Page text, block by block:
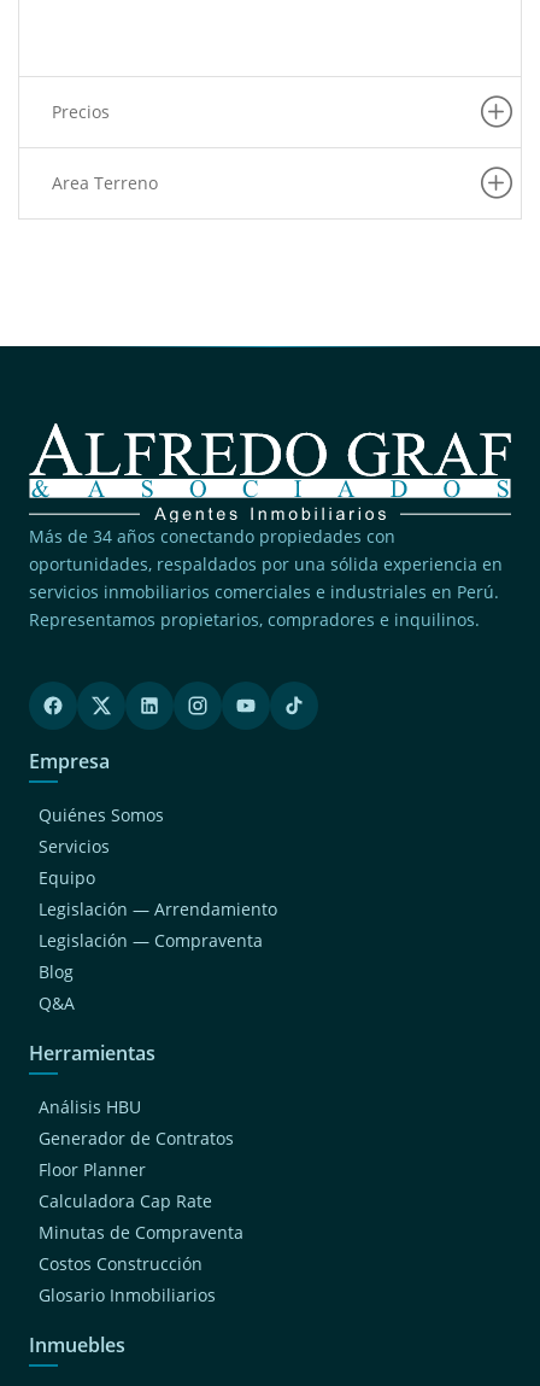
Precios
Area Terreno
Más de 34 años conectando propiedades con
oportunidades, respaldados por una sólida experiencia en
servicios inmobiliarios comerciales e industriales en Perú.
Representamos propietarios, compradores e inquilinos.
Empresa
Quiénes Somos
Servicios
Equipo
Legislación — Arrendamiento
Legislación — Compraventa
Blog
Q&A
Herramientas
Análisis HBU
Generador de Contratos
Floor Planner
Calculadora Cap Rate
Minutas de Compraventa
Costos Construcción
Glosario Inmobiliarios
Inmuebles